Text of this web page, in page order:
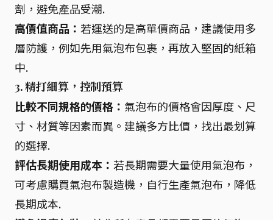
劑，避免產品受潮.
高價值商品： 若運送的是高單價商品，建議使用多
層防護，例如先用氣泡布包裹，再放入堅固的紙箱
中.
3. 精打細算，控制預算
比較不同規格的價格： 氣泡布的價格會因厚度、尺
寸、材質等因素而異。建議多方比價，找出最划算
的選擇.
評估長期使用成本： 若長期需要大量使用氣泡布，
可考慮購買氣泡布製造機，自行生產氣泡布，降低
長期成本.